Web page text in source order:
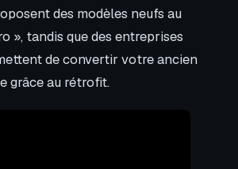
des modèles neufs au
», tandis que des entreprises
de convertir votre ancien
grâce au rétrofit.